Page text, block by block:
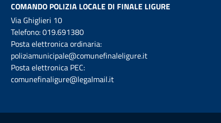
COMANDO POLIZIA LOCALE DI FINALE LIGURE
Via Ghiglieri 10
Telefono:019.691380
Posta elettronica ordinaria:
poliziamunicipale@comunefinaleligure.it
Posta elettronica PEC:
comunefinaligure@legalmail.it